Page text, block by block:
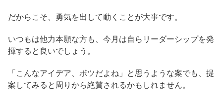
だからこそ、勇気を出して動くことが大事です。
いつもは他力本願な方も、今月は自らリーダーシップを発
揮すると良いでしょう。
「こんなアイデア、ボツだよね」と思うような案でも、提
案してみると周りから絶賛されるかもしれません。